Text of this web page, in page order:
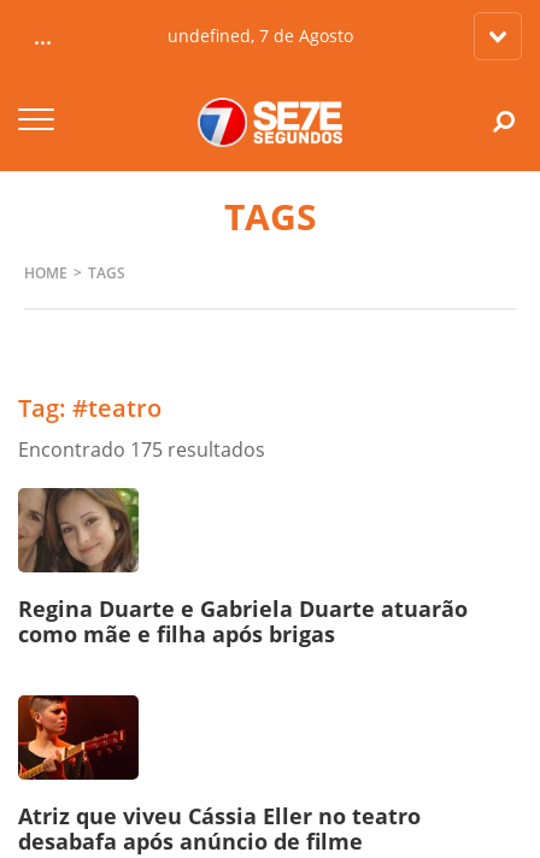
... undefined, 7 de Agosto
HOME TAGS
TAGS
Tag: #teatro
Encontrado 175 resultados
Regina Duarte e Gabriela Duarte atuarão
como mãe e filha após brigas
Atriz que viveu Cássia Eller no teatro
desabafa após anúncio de filme